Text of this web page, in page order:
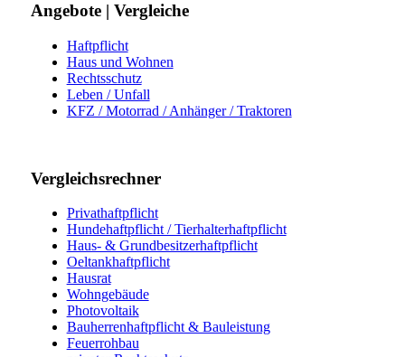
Angebote | Vergleiche
Haftpflicht
Haus und Wohnen
Rechtsschutz
Leben / Unfall
KFZ / Motorrad / Anhänger / Traktoren
Vergleichsrechner
Privathaftpflicht
Hundehaftpflicht / Tierhalterhaftpflicht
Haus- & Grundbesitzerhaftpflicht
Oeltankhaftpflicht
Hausrat
Wohngebäude
Photovoltaik
Bauherrenhaftpflicht & Bauleistung
Feuerrohbau